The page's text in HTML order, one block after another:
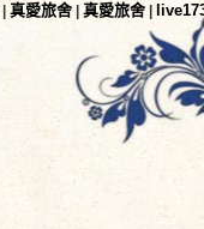
真愛旅舍 真愛旅舍